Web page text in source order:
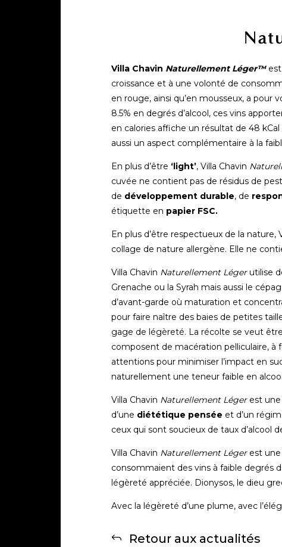
Villa Chavin Naturellement Léger™est
croissance et à une volonté de
en rouge, ainsi qu’en mousseux, a pour
8.5% en degrés d’alcool, ces vins
en calories affiche un résultat de 48
aussi un aspect complémentaire à la
En plus d’être ‘light’, Villa Chavin
cuvée ne contient pas de résidus de
de développement durable, de
étiquette en papier FSC.
En plus d’être respectueux de la
collage de nature allergène. Elle ne
Villa Chavin Naturellement Légerutilise
Grenache ou la Syrah mais aussi le
d’avant-garde où maturation et
pour faire naître des baies de petites
gage de légèreté. La récolte se veut
composent de macération pelliculaire, à
attentions pour minimiser l’impact en
naturellement une teneur faible en
Villa Chavin Naturellement Légerest une
d’une diététique pensée et d’un
ceux qui sont soucieux de taux
Villa Chavin Naturellement Légerest une
consommaient des vins à faible degrés
légèreté appréciée. Dionysos, le dieu
Avec la légèreté d’une plume, avec
Retour aux actualités